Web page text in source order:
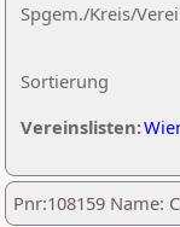
Sortierung
Spgem./Kreis/
Vereinslisten:
Pnr:108159 Name: